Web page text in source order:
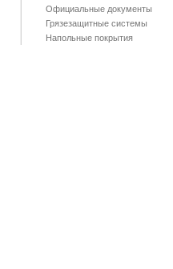
Официальные документы
Грязезащитные системы
Напольные покрытия